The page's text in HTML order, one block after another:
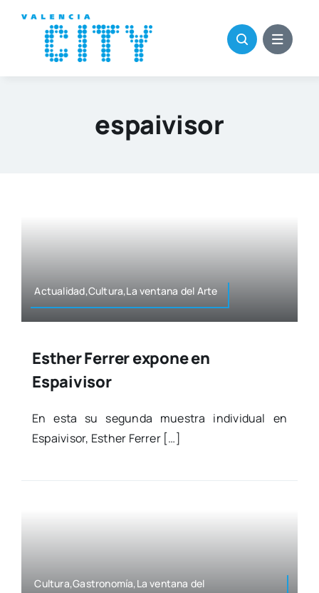
contenido
espaivisor
Actualidad,Cultura,La ven­ta­na del Arte
Esther Ferrer expone en
Espaivisor
En esta su segun­da mues­tra indi­vi­dual en
Espai­vi­sor, Esther Ferrer […]
Cultura,Gastronomía,La ven­ta­na del